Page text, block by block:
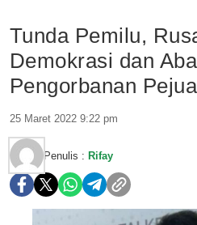
Tunda Pemilu,
Demokrasi dan
Pengorbanan
25 Maret 2022 9:22 pm
Penulis : Rifay